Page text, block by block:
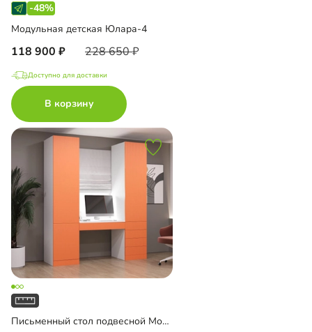
-48%
Модульная детская Юлара-4
118 900 228 650
Доступно для доставки
В корзину
Письменный стол подвесной Мобаро-4